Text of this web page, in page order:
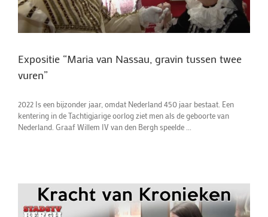
Expositie “Maria van Nassau, gravin tussen twee
vuren”
2022 Is een bijzonder jaar, omdat Nederland 450 jaar bestaat. Een
kentering in de Tachtigjarige oorlog ziet men als de geboorte van
Nederland. Graaf Willem IV van den Bergh speelde ...